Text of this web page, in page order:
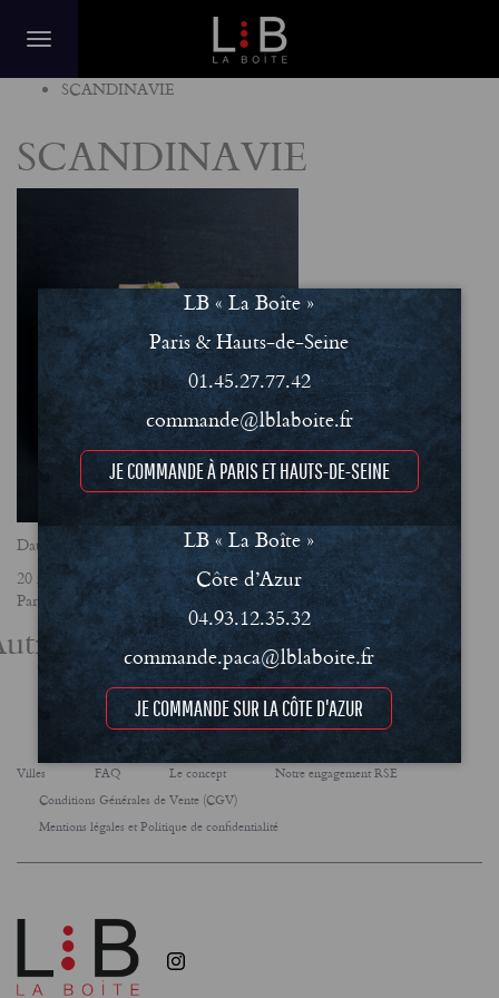
SCANDINAVIE
SCANDINAVIE
Date
20 mars 2025
Partager
actualités
Villes FAQ Le concept
Notre engagement RSE
Conditions Générales de Vente (CGV)
Mentions légales et Politique de confidentialité
LB « La Boîte »
Paris & Hauts-de-Seine
01.45.27.77.42
commande@lblaboite.fr
JE COMMANDE À PARIS ET HAUTS-DE-SEINE
LB « La Boîte »
Côte d’Azur
04.93.12.35.32
commande.paca@lblaboite.fr
JE COMMANDE SUR LA CÔTE D'AZUR